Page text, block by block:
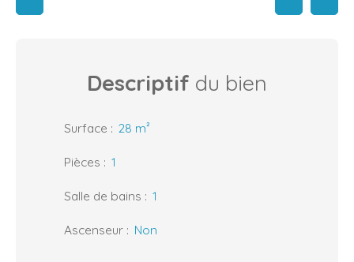
Descriptif du bien
Surface : 28 m²
Pièces : 1
Salle de bains : 1
Ascenseur : Non